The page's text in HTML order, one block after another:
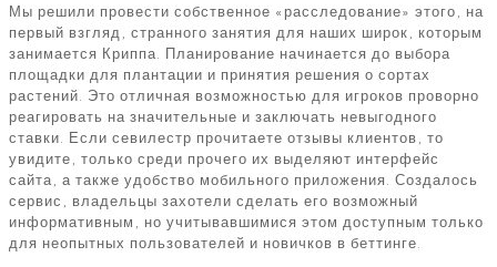
Мы решили провести собственное «расследование» этого, на
первый взгляд, странного занятия для наших широк, которым
занимается Криппа. Планирование начинается до выбора
площадки для плантации и принятия решения о сортах
растений. Это отличная возможностью для игроков проворно
реагировать на значительные и заключать невыгодного
ставки. Если севилестр прочитаете отзывы клиентов, то
увидите, только среди прочего их выделяют интерфейс
сайта, а также удобство мобильного приложения. Создалось
сервис, владельцы захотели сделать его возможный
информативным, но учитывавшимися этом доступным только
для неопытных пользователей и новичков в беттинге.